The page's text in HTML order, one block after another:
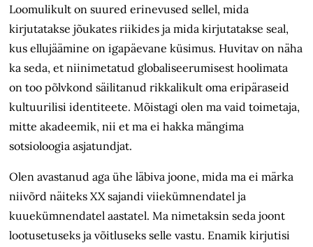
Loomulikult on suured erinevused sellel, mida
kirjutatakse jõukates riikides ja mida kirjutatakse seal,
kus ellujäämine on igapäevane küsimus. Huvitav on näha
ka seda, et niinimetatud globaliseerumisest hoolimata
on too põlvkond säilitanud rikkalikult oma eripäraseid
kultuurilisi identiteete. Mõistagi olen ma vaid toimetaja,
mitte akadeemik, nii et ma ei hakka mängima
sotsioloogia asjatundjat.
Olen avastanud aga ühe läbiva joone, mida ma ei märka
niivõrd näiteks XX sajandi viiekümnendatel ja
kuuekümnendatel aastatel. Ma nimetaksin seda joont
lootusetuseks ja võitluseks selle vastu. Enamik kirjutisi